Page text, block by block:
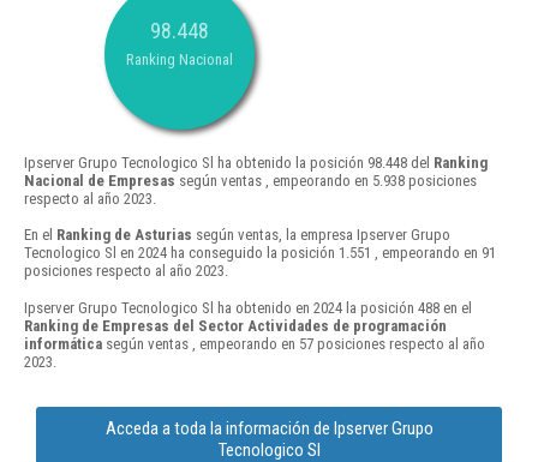
98.448
Ranking Nacional
Ipserver Grupo Tecnologico Sl ha obtenido la posición 98.448 del Ranking
Nacional de Empresas según ventas , empeorando en 5.938 posiciones
respecto al año 2023.
En el Ranking de Asturias según ventas, la empresa Ipserver Grupo
Tecnologico Sl en 2024 ha conseguido la posición 1.551 , empeorando en 91
posiciones respecto al año 2023.
Ipserver Grupo Tecnologico Sl ha obtenido en 2024 la posición 488 en el
Ranking de Empresas del Sector Actividades de programación
informática según ventas , empeorando en 57 posiciones respecto al año
2023.
Acceda a toda la información de Ipserver Grupo
Tecnologico Sl